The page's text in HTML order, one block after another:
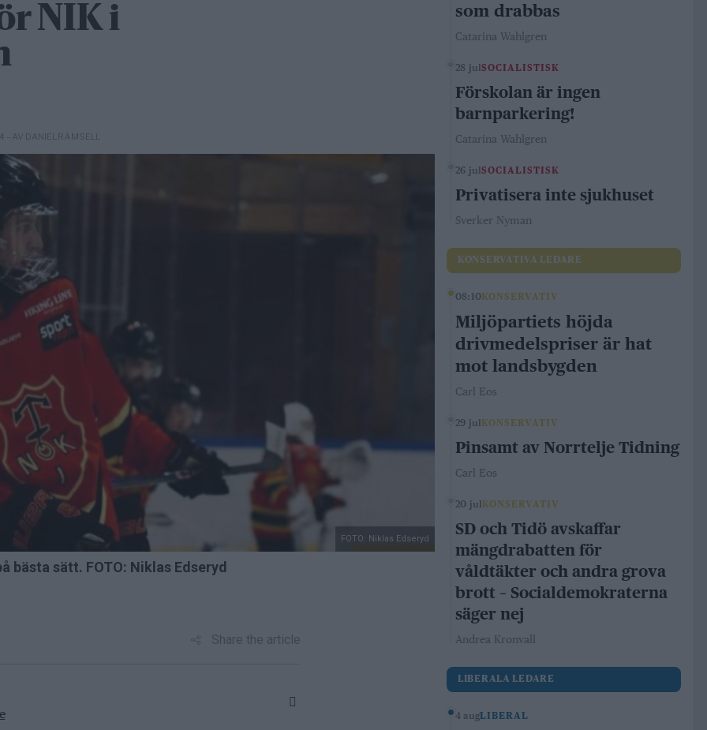
NIK i
– AV DANIEL RÄMSELL
FOTO: Niklas Edseryd
bästa sätt. FOTO: Niklas Edseryd
Share the article
som drabbas
Catarina Wahlgren
28 julSOCIALISTISK
Förskolan är ingen
barnparkering!
Catarina Wahlgren
26 julSOCIALISTISK
Privatisera inte sjukhuset
Sverker Nyman
KONSERVATIVA LEDARE
08:10 KONSERVATIV
Miljöpartiets höjda
drivmedelspriser är hat
mot landsbygden
Carl Eos
29 jul KONSERVATIV
Pinsamt av Norrtelje Tidning
Carl Eos
20 jul KONSERVATIV
SD och Tidö avskaffar
mängdrabatten för
våldtäkter och andra grova
brott – Socialdemokraterna
säger nej
Andrea Kronvall
LIBERALA LEDARE
4 augLIBERAL